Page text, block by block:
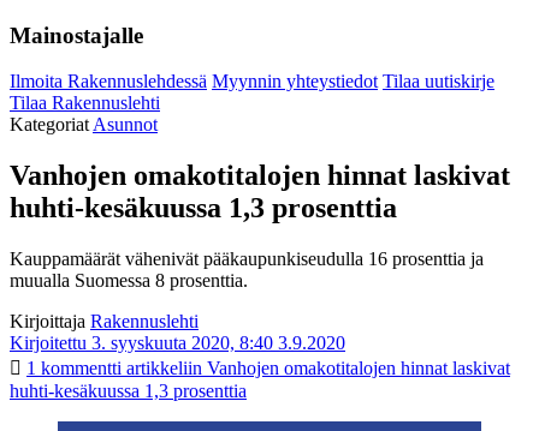
Mainostajalle
Ilmoita Rakennuslehdessä Myynnin yhteystiedot Tilaa uutiskirje
Tilaa Rakennuslehti
KategoriatAsunnot
Vanhojen omakotitalojen hinnat laskivat
huhti-kesäkuussa 1,3 prosenttia
Kauppamäärät vähenivät pääkaupunkiseudulla 16 prosenttia ja
muualla Suomessa 8 prosenttia.
Kirjoittaja Rakennuslehti
Kirjoitettu 3. syyskuuta 2020, 8:40 3.9.2020
1 kommentti artikkeliin Vanhojen omakotitalojen hinnat laskivat
huhti-kesäkuussa 1,3 prosenttia